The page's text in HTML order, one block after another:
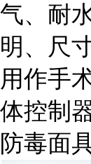
气、耐
明、尺
用作手
体控制
防毒面